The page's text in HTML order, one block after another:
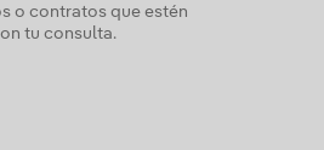
o contratos que estén
tu consulta.